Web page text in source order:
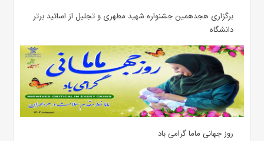
برگزاری هجدهمین جشنواره شهید مطهری و تجلیل از اساتید برتر
دانشگاه
روز جهانی ماما گرامی باد